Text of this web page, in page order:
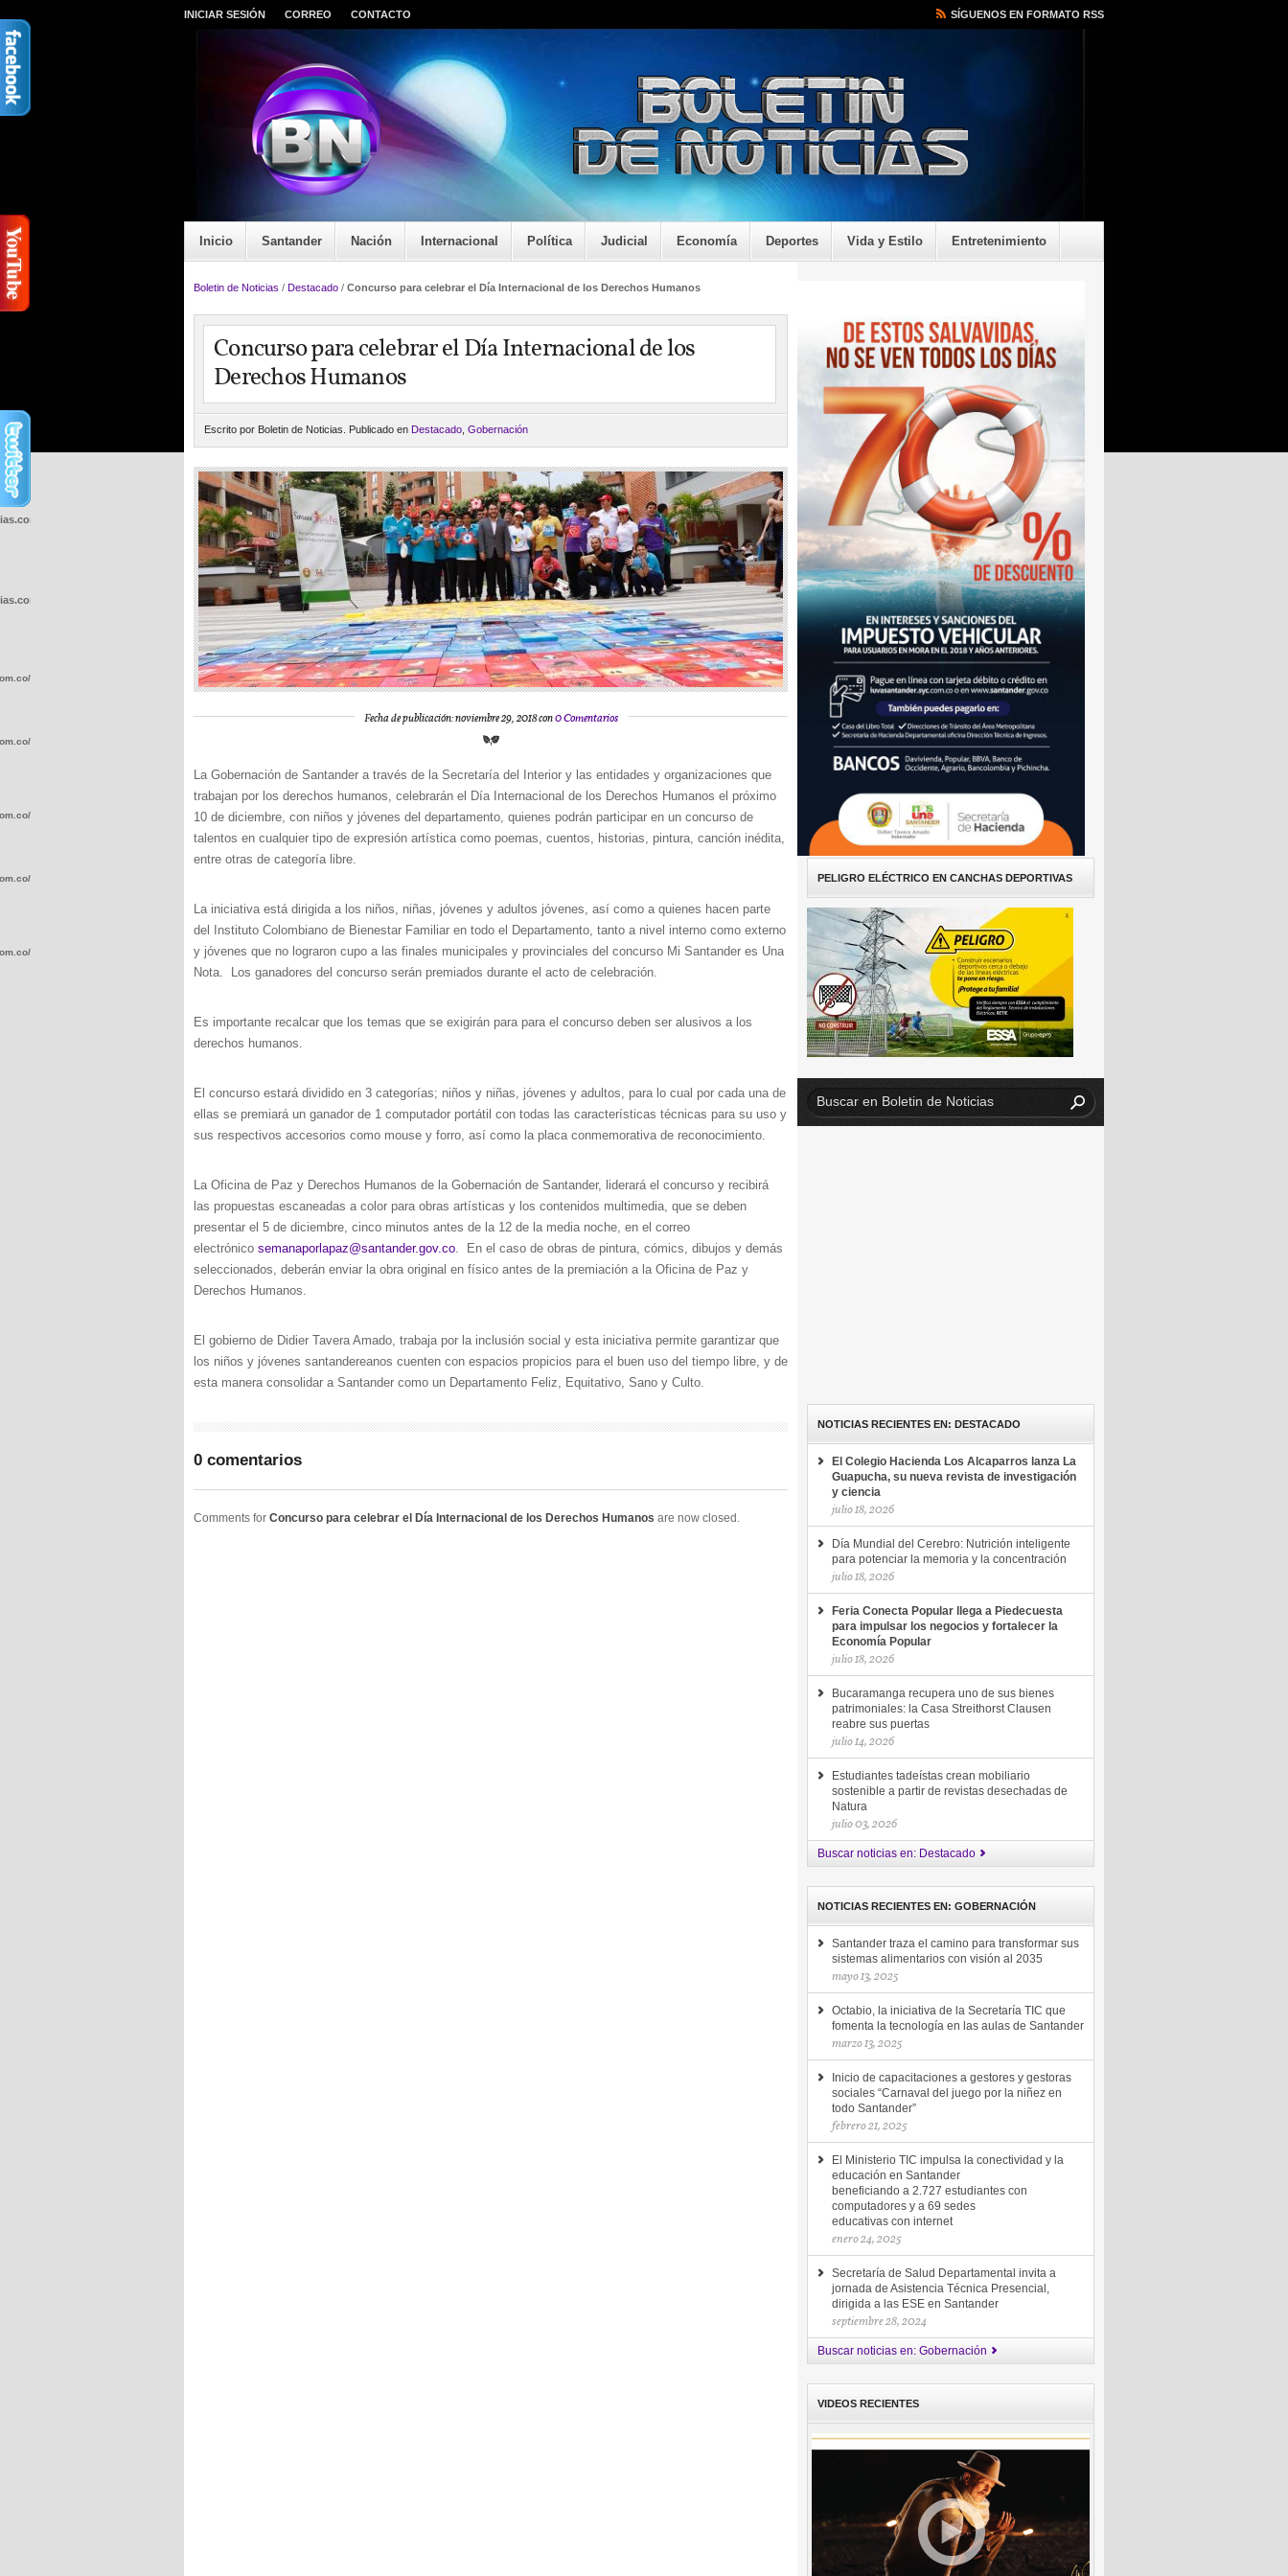
INICIAR SESIÓN CORREO CONTACTO SÍGUENOS EN FORMATO RSS
Inicio Santander Nación Internacional Política Judicial Economía Deportes Vida y Estilo Entretenimiento
Boletin de Noticias / Destacado / Concurso para celebrar el Día Internacional de los Derechos Humanos
Concurso para celebrar el Día Internacional de los
Derechos Humanos
Escrito por Boletin de Noticias. Publicado en Destacado Gobernación
Fecha de publicación: noviembre 29, 2018 con0 Comentarios
La Gobernación de Santander a través de la Secretaría del Interior y las entidades y organizaciones que
trabajan por los derechos humanos, celebrarán el Día Internacional de los Derechos Humanos el próximo
10 de diciembre, con niños y jóvenes del departamento, quienes podrán participar en un concurso de
talentos en cualquier tipo de expresión artística como poemas, cuentos, historias, pintura, canción inédita,
entre otras de categoría libre.
La iniciativa está dirigida a los niños, niñas, jóvenes y adultos jóvenes, así como a quienes hacen parte
del Instituto Colombiano de Bienestar Familiar en todo el Departamento, tanto a nivel interno como externo
y jóvenes que no lograron cupo a las finales municipales y provinciales del concurso Mi Santander es Una
Nota. Los ganadores del concurso serán premiados durante el acto de celebración.
Es importante recalcar que los temas que se exigirán para para el concurso deben ser alusivos a los
derechos humanos.
El concurso estará dividido en 3 categorías; niños y niñas, jóvenes y adultos, para lo cual por cada una de
ellas se premiará un ganador de 1 computador portátil con todas las características técnicas para su uso y
sus respectivos accesorios como mouse y forro, así como la placa conmemorativa de reconocimiento.
La Oficina de Paz y Derechos Humanos de la Gobernación de Santander, liderará el concurso y recibirá
las propuestas escaneadas a color para obras artísticas y los contenidos multimedia, que se deben
presentar el 5 de diciembre, cinco minutos antes de la 12 de la media noche, en el correo
electrónico semanaporlapaz@santander.gov.co. En el caso de obras de pintura, cómics, dibujos y demás
seleccionados, deberán enviar la obra original en físico antes de la premiación a la Oficina de Paz y
Derechos Humanos.
El gobierno de Didier Tavera Amado, trabaja por la inclusión social y esta iniciativa permite garantizar que
los niños y jóvenes santandereanos cuenten con espacios propicios para el buen uso del tiempo libre, y de
esta manera consolidar a Santander como un Departamento Feliz, Equitativo, Sano y Culto.
0 comentarios
Comments for Concurso para celebrar el Día Internacional de los Derechos Humanos are now closed.
PELIGRO ELÉCTRICO EN CANCHAS DEPORTIVAS
NOTICIAS RECIENTES EN: DESTACADO
El Colegio Hacienda Los Alcaparros lanza La
Guapucha, su nueva revista de investigación
y ciencia
julio 18, 2026
Día Mundial del Cerebro: Nutrición inteligente
para potenciar la memoria y la concentración
julio 18, 2026
Feria Conecta Popular llega a Piedecuesta
para impulsar los negocios y fortalecer la
Economía Popular
julio 18, 2026
Bucaramanga recupera uno de sus bienes
patrimoniales: la Casa Streithorst Clausen
reabre sus puertas
julio 14, 2026
Estudiantes tadeístas crean mobiliario
sostenible a partir de revistas desechadas de
Natura
julio 03, 2026
Buscar noticias en: Destacado
NOTICIAS RECIENTES EN: GOBERNACIÓN
Santander traza el camino para transformar sus
sistemas alimentarios con visión al 2035
mayo 13, 2025
Octabio, la iniciativa de la Secretaría TIC que
fomenta la tecnología en las aulas de Santander
marzo 13, 2025
Inicio de capacitaciones a gestores y gestoras
sociales “Carnaval del juego por la niñez en
todo Santander”
febrero 21, 2025
El Ministerio TIC impulsa la conectividad y la
educación en Santander
beneficiando a 2.727 estudiantes con
computadores y a 69 sedes
educativas con internet
enero 24, 2025
Secretaría de Salud Departamental invita a
jornada de Asistencia Técnica Presencial,
dirigida a las ESE en Santander
septiembre 28, 2024
Buscar noticias en: Gobernación
VIDEOS RECIENTES
wp-
wp-
wp-
wp-
wp-
wp-
wp-